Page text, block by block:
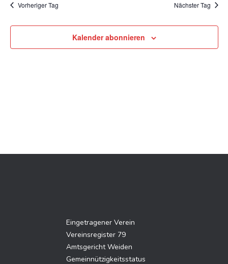
Vorheriger Tag Nächster Tag
Kalender abonnieren
Eingetragener Verein
Vereinsregister 79
Amtsgericht Weiden
Gemeinnützigkeitsstatus